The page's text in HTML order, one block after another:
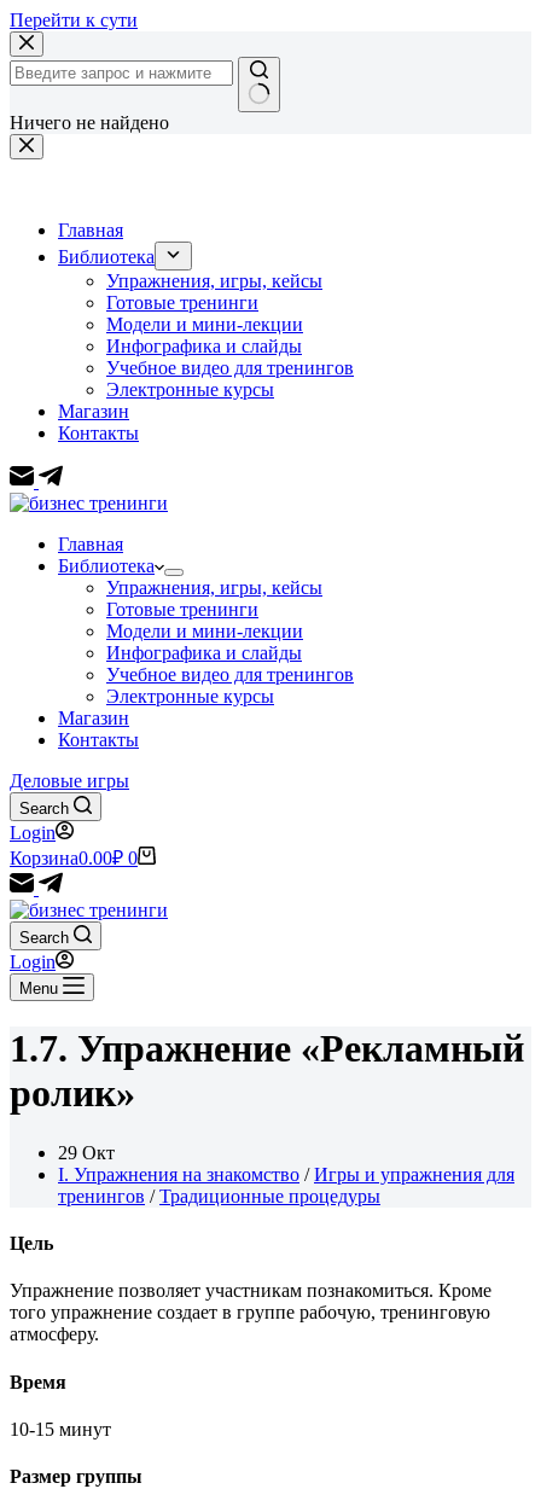
Перейти к сути
Ничего не найдено
Главная
Библиотека
Упражнения, игры, кейсы
Готовые тренинги
Модели и мини-лекции
Инфографика и слайды
Учебное видео для тренингов
Электронные курсы
Магазин
Контакты
Главная
Библиотека
Упражнения, игры, кейсы
Готовые тренинги
Модели и мини-лекции
Инфографика и слайды
Учебное видео для тренингов
Электронные курсы
Магазин
Контакты
Деловые игры
Search
Login
Корзина0.00₽ 0
Search
Login
Menu
1.7. Упражнение «Рекламный
ролик»
29 Окт
I. Упражнения на знакомство /Игры и упражнения для
тренингов /Традиционные процедуры
Цель
Упражнение позволяет участникам познакомиться. Кроме
того упражнение создает в группе рабочую, тренинговую
атмосферу.
Время
10-15 минут
Размер группы